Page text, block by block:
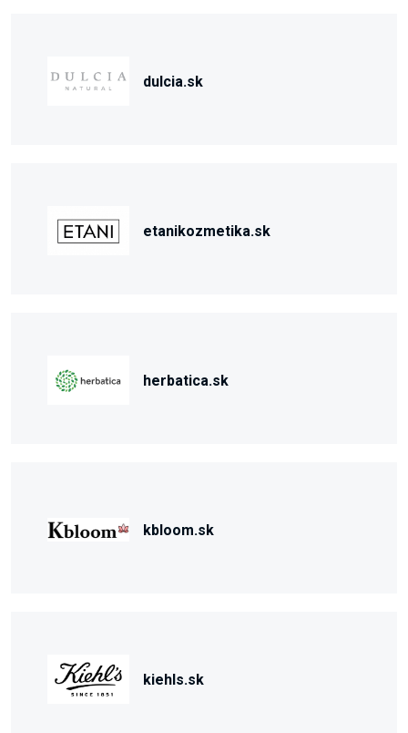
dulcia.sk
etanikozmetika.sk
herbatica.sk
kbloom.sk
kiehls.sk